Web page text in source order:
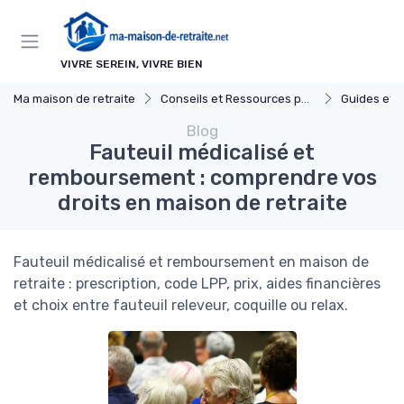
VIVRE SEREIN, VIVRE BIEN
Ma maison de retraite Conseils et Ressources pour les Familles Guides et
Blog
Fauteuil médicalisé et
remboursement : comprendre vos
droits en maison de retraite
Fauteuil médicalisé et remboursement en maison de
retraite : prescription, code LPP, prix, aides financières
et choix entre fauteuil releveur, coquille ou relax.
Panneau de gestion des cookies